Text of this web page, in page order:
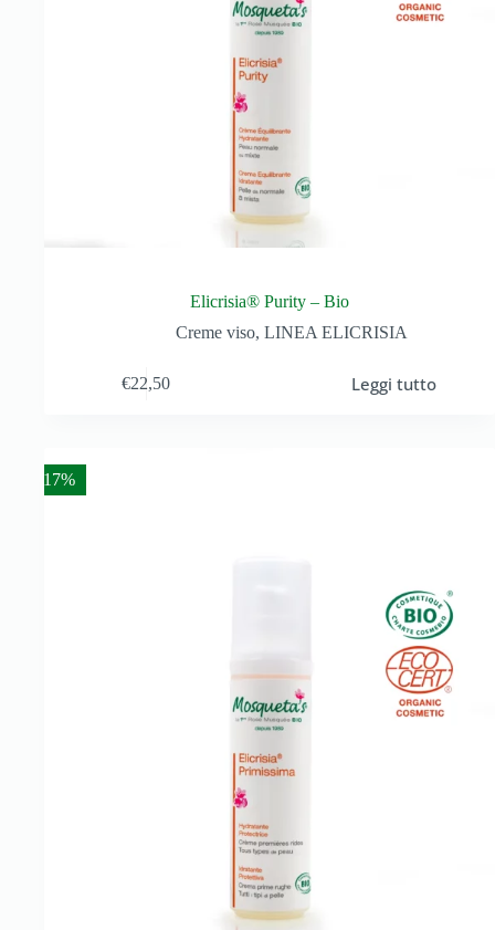
Elicrisia® Purity – Bio
Creme viso, LINEA ELICRISIA
€22,50 Leggi tutto
- 17%